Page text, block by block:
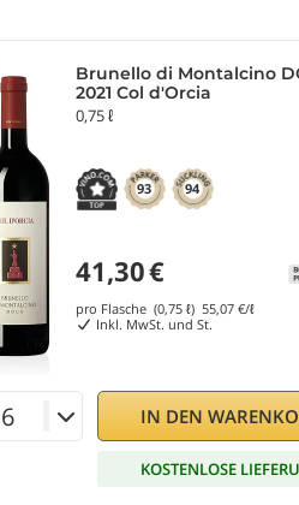
Brunello di Montalcino
2021 Col d'Orcia
0,75 ℓ
93 94
41,30€
pro Flasche (0,75 ℓ) 55,07 €/ℓ
Inkl. MwSt. und St.
IN DEN
KOSTENLOSE